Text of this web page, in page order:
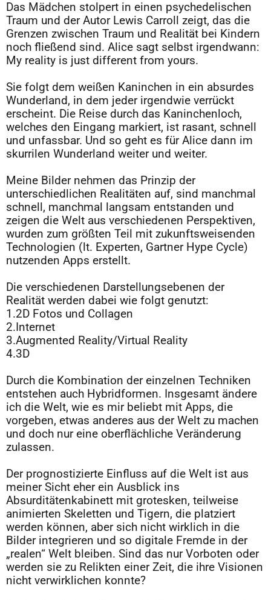
Das Mädchen stolpert in einen psychedelischen
Traum und der Autor Lewis Carroll zeigt, das die
Grenzen zwischen Traum und Realität bei Kindern
noch fließend sind. Alice sagt selbst irgendwann:
My reality is just different from yours.
Sie folgt dem weißen Kaninchen in ein absurdes
Wunderland, in dem jeder irgendwie verrückt
erscheint. Die Reise durch das Kaninchenloch,
welches den Eingang markiert, ist rasant, schnell
und unfassbar. Und so geht es für Alice dann im
skurrilen Wunderland weiter und weiter.
Meine Bilder nehmen das Prinzip der
unterschiedlichen Realitäten auf, sind manchmal
schnell, manchmal langsam entstanden und
zeigen die Welt aus verschiedenen Perspektiven,
wurden zum größten Teil mit zukunftsweisenden
Technologien (lt. Experten, Gartner Hype Cycle)
nutzenden Apps erstellt.
Die verschiedenen Darstellungsebenen der
Realität werden dabei wie folgt genutzt:
1.2D Fotos und Collagen
2.Internet
3.Augmented Reality/Virtual Reality
4.3D
Durch die Kombination der einzelnen Techniken
entstehen auch Hybridformen. Insgesamt ändere
ich die Welt, wie es mir beliebt mit Apps, die
vorgeben, etwas anderes aus der Welt zu machen
und doch nur eine oberflächliche Veränderung
zulassen.
Der prognostizierte Einfluss auf die Welt ist aus
meiner Sicht eher ein Ausblick ins
Absurditätenkabinett mit grotesken, teilweise
animierten Skeletten und Tigern, die platziert
werden können, aber sich nicht wirklich in die
Bilder integrieren und so digitale Fremde in der
„realen“ Welt bleiben. Sind das nur Vorboten oder
werden sie zu Relikten einer Zeit, die ihre Visionen
nicht verwirklichen konnte?